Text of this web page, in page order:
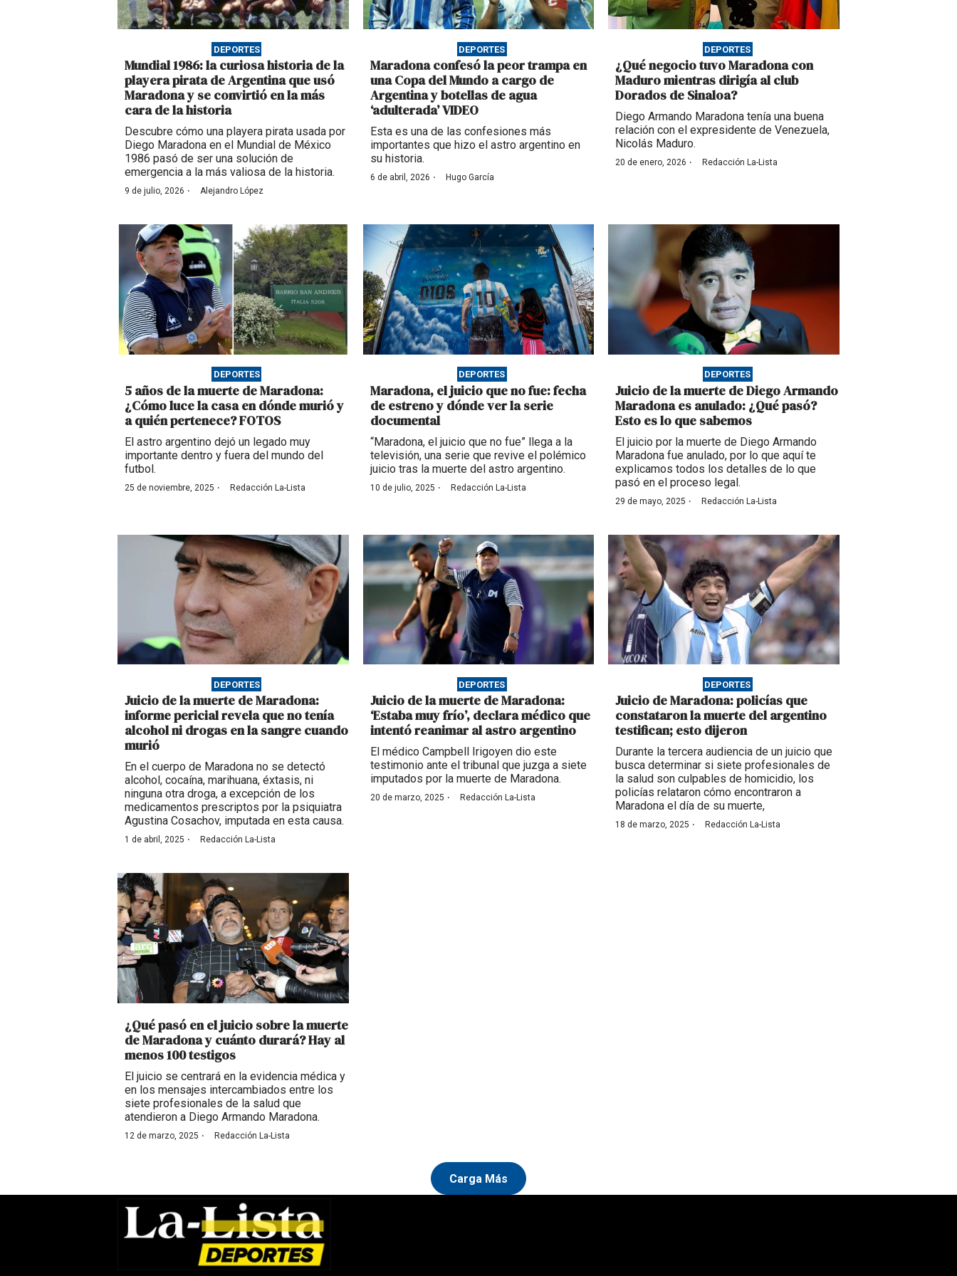
DEPORTES
Mundial 1986: la curiosa historia de la
playera pirata de Argentina que usó
Maradona y se convirtió en la más
cara de la historia
Descubre cómo una playera pirata usada por
Diego Maradona en el Mundial de México
1986 pasó de ser una solución de
emergencia a la más valiosa de la historia.
9 de julio, 2026 · Alejandro López
DEPORTES
Maradona confesó la peor trampa en
una Copa del Mundo a cargo de
Argentina y botellas de agua
‘adulterada’ VIDEO
Esta es una de las confesiones más
importantes que hizo el astro argentino en
su historia.
6 de abril, 2026 · Hugo García
DEPORTES
¿Qué negocio tuvo Maradona con
Maduro mientras dirigía al club
Dorados de Sinaloa?
Diego Armando Maradona tenía una buena
relación con el expresidente de Venezuela,
Nicolás Maduro.
20 de enero, 2026 · Redacción La-Lista
DEPORTES
5 años de la muerte de Maradona:
¿Cómo luce la casa en dónde murió y
a quién pertenece? FOTOS
El astro argentino dejó un legado muy
importante dentro y fuera del mundo del
futbol.
25 de noviembre, 2025 · Redacción La-Lista
DEPORTES
Maradona, el juicio que no fue: fecha
de estreno y dónde ver la serie
documental
“Maradona, el juicio que no fue” llega a la
televisión, una serie que revive el polémico
juicio tras la muerte del astro argentino.
10 de julio, 2025 · Redacción La-Lista
DEPORTES
Juicio de la muerte de Diego Armando
Maradona es anulado: ¿Qué pasó?
Esto es lo que sabemos
El juicio por la muerte de Diego Armando
Maradona fue anulado, por lo que aquí te
explicamos todos los detalles de lo que
pasó en el proceso legal.
29 de mayo, 2025 · Redacción La-Lista
DEPORTES
Juicio de la muerte de Maradona:
informe pericial revela que no tenía
alcohol ni drogas en la sangre cuando
murió
En el cuerpo de Maradona no se detectó
alcohol, cocaína, marihuana, éxtasis, ni
ninguna otra droga, a excepción de los
medicamentos prescriptos por la psiquiatra
Agustina Cosachov, imputada en esta causa.
1 de abril, 2025 · Redacción La-Lista
DEPORTES
Juicio de la muerte de Maradona:
‘Estaba muy frío’, declara médico que
intentó reanimar al astro argentino
El médico Campbell Irigoyen dio este
testimonio ante el tribunal que juzga a siete
imputados por la muerte de Maradona.
20 de marzo, 2025 · Redacción La-Lista
DEPORTES
Juicio de Maradona: policías que
constataron la muerte del argentino
testifican; esto dijeron
Durante la tercera audiencia de un juicio que
busca determinar si siete profesionales de
la salud son culpables de homicidio, los
policías relataron cómo encontraron a
Maradona el día de su muerte,
18 de marzo, 2025 · Redacción La-Lista
¿Qué pasó en el juicio sobre la muerte
de Maradona y cuánto durará? Hay al
menos 100 testigos
El juicio se centrará en la evidencia médica y
en los mensajes intercambiados entre los
siete profesionales de la salud que
atendieron a Diego Armando Maradona.
12 de marzo, 2025 · Redacción La-Lista
Carga Más